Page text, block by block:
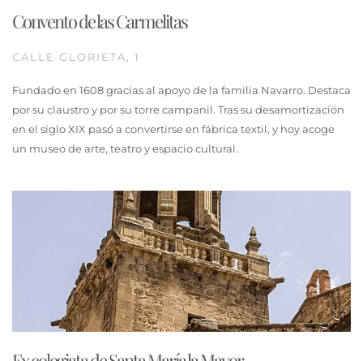
Convento de las Carmelitas
CALLE GLORIETA, 1
Fundado en 1608 gracias al apoyo de la familia Navarro. Destaca
por su claustro y por su torre campanil. Tras su desamortización
en el siglo XIX pasó a convertirse en fábrica textil, y hoy acoge
un museo de arte, teatro y espacio cultural.